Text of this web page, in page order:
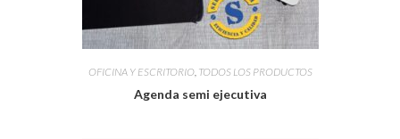
OFICINA Y ESCRITORIO, TODOS LOS PRODUCTOS
Agenda semi ejecutiva